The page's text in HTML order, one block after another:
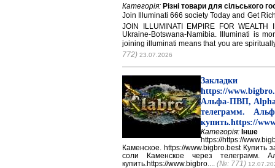
Категорія: Різні товари для сільського
Join Illuminati 666 society Today and Get
JOIN ILLUMINATI EMPIRE FOR WEALTH
Ukraine-Botswana-Namibia. Illuminati is
joining illuminati means that you are
772) 23.07.2026
Закладки
https://
Альфа-ПВП, Alpha
телеграмм.
купить.https://
Категорія: Інше
https://https://
Каменское. https://www.bigbro.best Купить
соли Каменское через телеграмм.
купить.https://www.bigbro.... (№: 771)